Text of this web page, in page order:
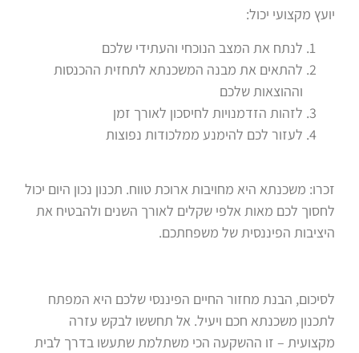
יועץ מקצועי יכול:
לנתח את המצב הנוכחי והעתידי שלכם
להתאים את מבנה המשכנתא לתחזית ההכנסות
וההוצאות שלכם
לזהות הזדמנויות לחיסכון לאורך זמן
לעזור לכם להימנע ממלכודות נפוצות
זכרו: משכנתא היא מחויבות ארוכת טווח. תכנון נכון היום יכול
לחסוך לכם מאות אלפי שקלים לאורך השנים ולהבטיח את
היציבות הפיננסית של משפחתכם.
לסיכום, הבנת מחזור החיים הפיננסי שלכם היא המפתח
לתכנון משכנתא חכם ויעיל. אל תחששו לבקש עזרה
מקצועית – זו ההשקעה הכי משתלמת שתעשו בדרך לבית